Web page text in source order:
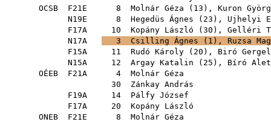
OCSB F21E 8 Molnár Géza ( 13 ), Kuron
N19E 8 Hegedüs Ágnes ( 23 ), Ujhelyi
F17A 10 Kopány László ( 30 ), Gelléri
N17A
3 Csilling Ágnes ( 1 ), Ruzsa
F15A 11 Rudó Károly ( 20 ), Biró
N15A 12 Argay Katalin ( 25 ), Bíró
OÉEB F21A 4
Molnár Géza
30
Zánkay András
F19A 14
Pálfy József
F17A 20
Kopány László
ONEB F21E 8
Molnár Géza